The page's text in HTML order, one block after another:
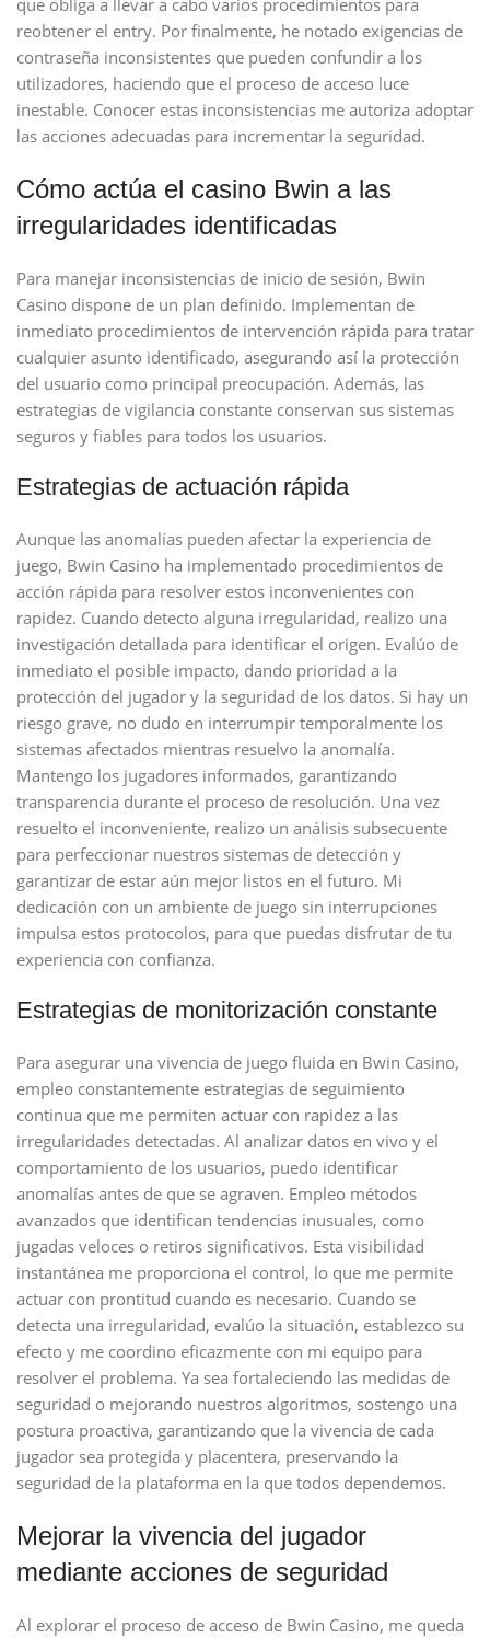
reobtener el entry. Por finalmente, he notado exigencias de
contraseña inconsistentes que pueden confundir a los
utilizadores, haciendo que el proceso de acceso luce
inestable. Conocer estas inconsistencias me autoriza adoptar
las acciones adecuadas para incrementar la seguridad.
Cómo actúa el casino Bwin a las
irregularidades identificadas
Para manejar inconsistencias de inicio de sesión, Bwin
Casino dispone de un plan definido. Implementan de
inmediato procedimientos de intervención rápida para tratar
cualquier asunto identificado, asegurando así la protección
del usuario como principal preocupación. Además, las
estrategias de vigilancia constante conservan sus sistemas
seguros y fiables para todos los usuarios.
Estrategias de actuación rápida
Aunque las anomalías pueden afectar la experiencia de
juego, Bwin Casino ha implementado procedimientos de
acción rápida para resolver estos inconvenientes con
rapidez. Cuando detecto alguna irregularidad, realizo una
investigación detallada para identificar el origen. Evalúo de
inmediato el posible impacto, dando prioridad a la
protección del jugador y la seguridad de los datos. Si hay un
riesgo grave, no dudo en interrumpir temporalmente los
sistemas afectados mientras resuelvo la anomalía.
Mantengo los jugadores informados, garantizando
transparencia durante el proceso de resolución. Una vez
resuelto el inconveniente, realizo un análisis subsecuente
para perfeccionar nuestros sistemas de detección y
garantizar de estar aún mejor listos en el futuro. Mi
dedicación con un ambiente de juego sin interrupciones
impulsa estos protocolos, para que puedas disfrutar de tu
experiencia con confianza.
Estrategias de monitorización constante
Para asegurar una vivencia de juego fluida en Bwin Casino,
empleo constantemente estrategias de seguimiento
continua que me permiten actuar con rapidez a las
irregularidades detectadas. Al analizar datos en vivo y el
comportamiento de los usuarios, puedo identificar
anomalías antes de que se agraven. Empleo métodos
avanzados que identifican tendencias inusuales, como
jugadas veloces o retiros significativos. Esta visibilidad
instantánea me proporciona el control, lo que me permite
actuar con prontitud cuando es necesario. Cuando se
detecta una irregularidad, evalúo la situación, establezco su
efecto y me coordino eficazmente con mi equipo para
resolver el problema. Ya sea fortaleciendo las medidas de
seguridad o mejorando nuestros algoritmos, sostengo una
postura proactiva, garantizando que la vivencia de cada
jugador sea protegida y placentera, preservando la
seguridad de la plataforma en la que todos dependemos.
Mejorar la vivencia del jugador
mediante acciones de seguridad
Al explorar el proceso de acceso de Bwin Casino, me queda